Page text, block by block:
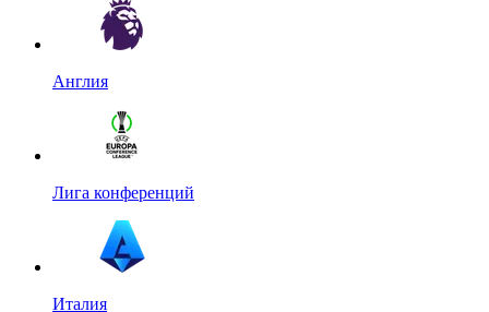
Англия
Лига конференций
Италия